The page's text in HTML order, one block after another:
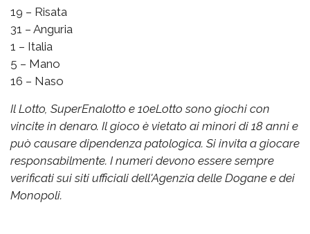
19 – Risata
31 – Anguria
1 – Italia
5 – Mano
16 – Naso
Il Lotto, SuperEnalotto e 10eLotto sono giochi con
vincite in denaro. Il gioco è vietato ai minori di 18 anni e
può causare dipendenza patologica. Si invita a giocare
responsabilmente. I numeri devono essere sempre
verificati sui siti ufficiali dell'Agenzia delle Dogane e dei
Monopoli.